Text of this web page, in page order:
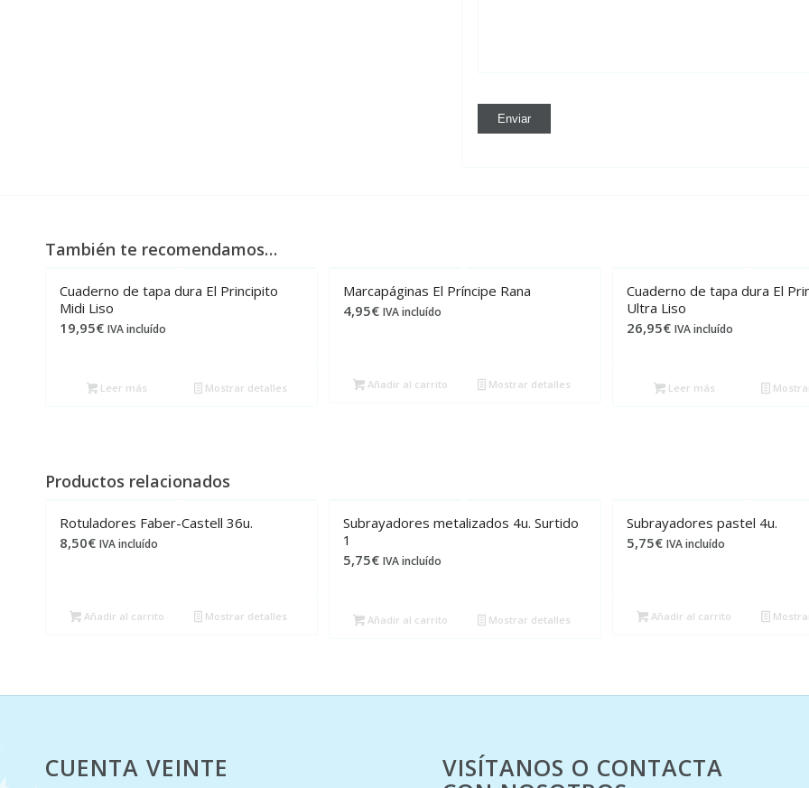
También te recomendamos…
Cuaderno de tapa dura El Principito
Midi Liso
19,95€ IVA incluído
Leer más Mostrar detalles
Marcapáginas El Príncipe Rana
4,95€ IVA incluído
Añadir al carrito Mostrar detalles
Cuaderno de tapa dura El
Ultra Liso
26,95€ IVA incluído
Leer más
Productos relacionados
Rotuladores Faber-Castell 36u.
8,50€ IVA incluído
Añadir al carrito Mostrar detalles
Subrayadores metalizados 4u. Surtido
1
5,75€ IVA incluído
Añadir al carrito Mostrar detalles
Subrayadores pastel 4u.
5,75€ IVA incluído
Añadir al carrito
CUENTA VEINTE VISÍTANOS O CONTACTA